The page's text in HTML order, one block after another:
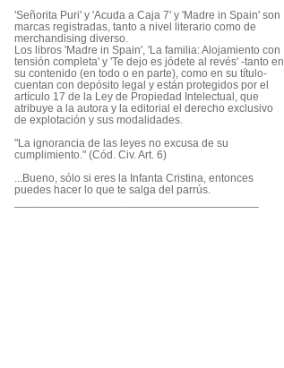
'Señorita Puri' y 'Acuda a Caja 7' y 'Madre in Spain' son
marcas registradas, tanto a nivel literario como de
merchandising diverso.
Los libros 'Madre in Spain', 'La familia: Alojamiento con
tensión completa' y 'Te dejo es jódete al revés' -tanto en
su contenido (en todo o en parte), como en su título-
cuentan con depósito legal y están protegidos por el
artículo 17 de la Ley de Propiedad Intelectual, que
atribuye a la autora y la editorial el derecho exclusivo
de explotación y sus modalidades.
"La ignorancia de las leyes no excusa de su
cumplimiento." (Cód. Civ. Art. 6)
...Bueno, sólo si eres la Infanta Cristina, entonces
puedes hacer lo que te salga del parrús.